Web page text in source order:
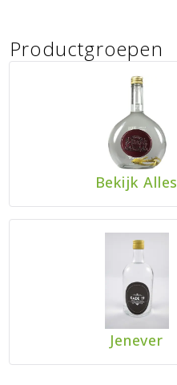
Productgroepen
Bekijk Alles
Jenever